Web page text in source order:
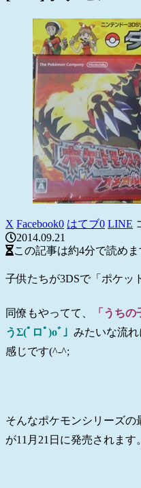
X Facebook0 はてブ0 LINE
2014.09.21
この記事は約4分で読めま
子供たちが3DSで「ポケッ
同僚もやってて、 「うち
うΣ(ﾟロﾟ)oﾞ」 みたいな流れ
感じです(^-^;
そんなポケモンシリーズの
が11月21日に発売されます。